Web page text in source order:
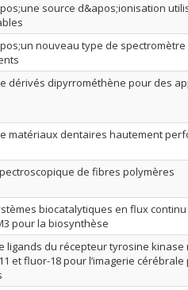
source d&apos;ionisation
nouveau type de
dérivés dipyrrométhène pour des
matériaux dentaires hautement
de fibres polymères
biocatalytiques en flux
pour la biosynthèse
ligands du récepteur tyrosine
et fluor-18 pour l’imagerie cérébrale